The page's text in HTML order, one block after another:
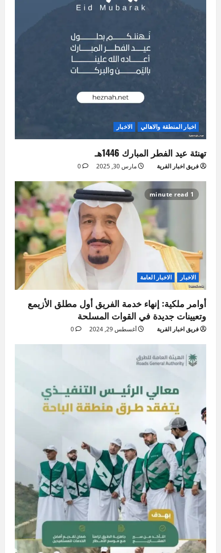
اخبار المنطقة والاهالي الاخبار
تهنئة عيد الفطر المبارك 1446هـ
فريق اخبار القرية مارس 30, 2025 0
1 minute read
الاخبار الاخبار العامة
أوامر ملكية: إنهاء خدمة الفريق أول مطلق الأزيمع
وتعيينات جديدة في القوات المسلحة
فريق اخبار القرية أغسطس 29, 2024 0